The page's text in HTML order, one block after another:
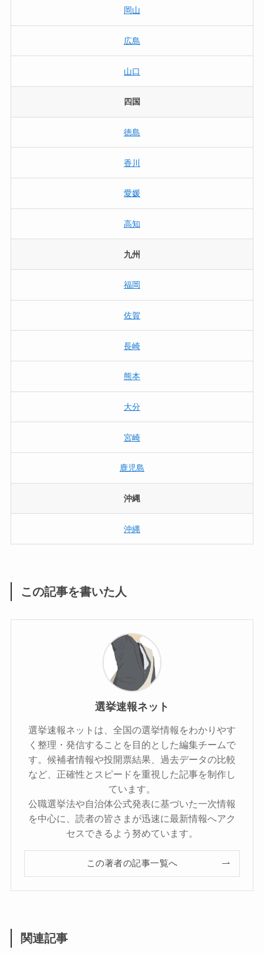
岡山
広島
山口
四国
徳島
香川
愛媛
高知
九州
福岡
佐賀
長崎
熊本
大分
宮崎
鹿児島
沖縄
沖縄
この記事を書いた人
選挙速報ネット
選挙速報ネットは、全国の選挙情報をわかりやす
く整理・発信することを目的とした編集チームで
す。候補者情報や投開票結果、過去データの比較
など、正確性とスピードを重視した記事を制作し
ています。
公職選挙法や自治体公式発表に基づいた一次情報
を中心に、読者の皆さまが迅速に最新情報へアク
セスできるよう努めています。
この著者の記事一覧へ
関連記事